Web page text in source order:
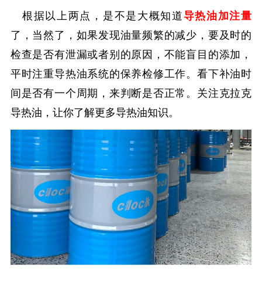
根据以上两点，是不是大概知道导热油加注量
了，当然了，如果发现油量频繁的减少，要及时的
检查是否有泄漏或者别的原因，不能盲目的添加，
平时注重导热油系统的保养检修工作。看下补油时
间是否有一个周期，来判断是否正常。关注克拉克
导热油，让你了解更多导热油知识。